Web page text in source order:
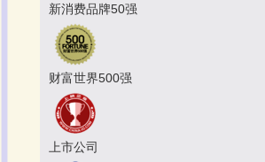
新消费品牌50强
财富世界500强
上市公司